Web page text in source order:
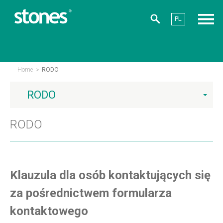
PL
Home > RODO
RODO
RODO
Klauzula dla osób kontaktujących się
za pośrednictwem formularza
kontaktowego